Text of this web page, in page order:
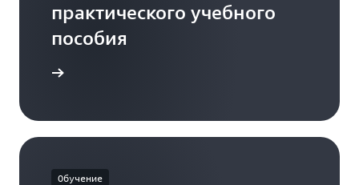
практического учебного
пособия
Обучение